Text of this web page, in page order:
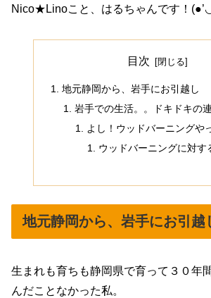
Nico★Linoこと、はるちゃんです！
目次
地元静岡から、岩手にお引越し
岩手での生活。。ドキドキの
よし！ウッドバーニングや
ウッドバーニングに対す
地元静岡から、岩手にお引越
生まれも育ちも静岡県で育って３０年
んだことなかった私。